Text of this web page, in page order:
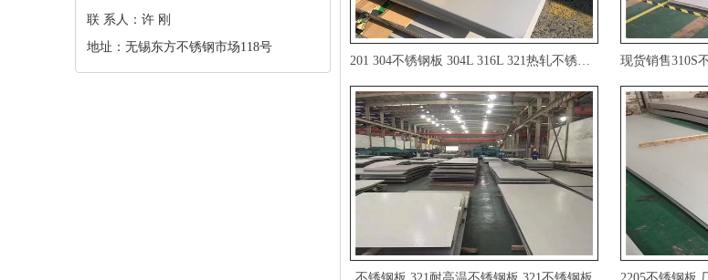
201304不锈钢板304L316L321热轧不锈钢板厚板可切
联系人：许刚
地址：无锡东方不锈钢市场118号